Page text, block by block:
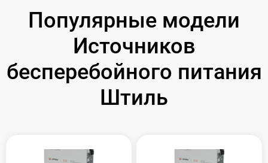
Популярные модели
Источников
бесперебойного питания
Штиль